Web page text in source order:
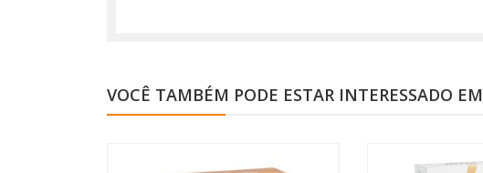
VOCÊ TAMBÉM PODE ESTAR INTERESSADO EM